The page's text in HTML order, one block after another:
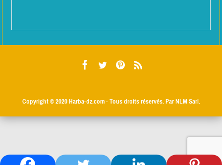
Copyright © 2020Harba-dz.com- Tous droits réservés. Par NLM Sarl.